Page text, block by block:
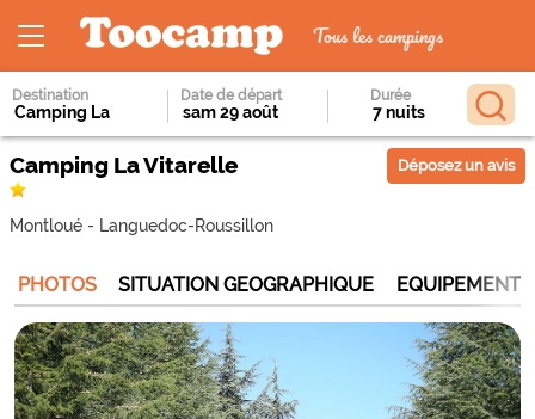
Tous les campings
Destination Date de départ Durée
Camping La Vitarelle
Montloué - Languedoc-Roussillon
Déposez un avis
PHOTOS SITUATION GEOGRAPHIQUE